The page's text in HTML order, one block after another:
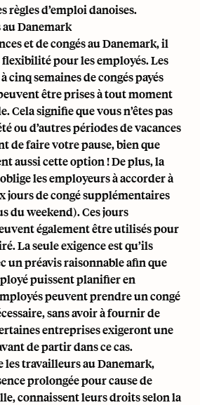
règles d’emploi danoises.
au Danemark
et de congés au Danemark, il
pour les employés. Les
cinq semaines de congés payés
être prises à tout moment
Cela signifie que vous n’êtes pas
ou d’autres périodes de vacances
de faire votre pause, bien que
aussi cette option ! De plus, la
les employeurs à accorder à
jours de congé supplémentaires
du weekend). Ces jours
également être utilisés pour
La seule exigence est qu’ils
un préavis raisonnable afin que
puissent planifier en
peuvent prendre un congé
sans avoir à fournir de
entreprises exigeront une
de partir dans ce cas.
travailleurs au Danemark,
prolongée pour cause de
connaissent leurs droits selon la